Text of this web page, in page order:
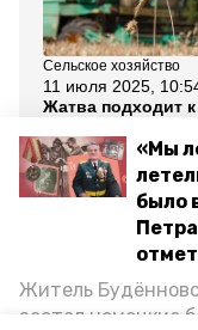
«Мы
было
Житель
застал немецкие
Сельское хозяйство
11 июля 2025,
Жатва подходит к
Ставрополье —
губернатор
Все новости